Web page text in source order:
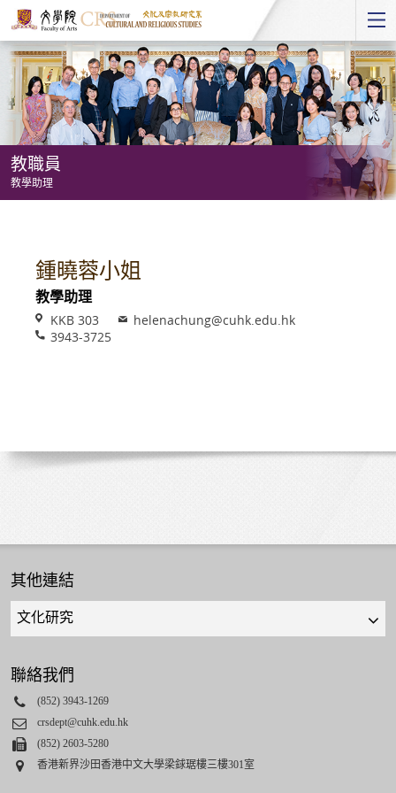
Start
main
Content
教職員
教學助理
鍾曉蓉小姐
教學助理
VenueKKB 303 Emailhelenachung@cuhk.edu.hk
Phone3943-3725
其他連結
Quick
links
select
聯絡我們
Phone
(852) 3943-1269
Email
crsdept@cuhk.edu.hk
Fax(852) 2603-5280
Address
香港新界沙田香港中文大學梁銶琚樓三樓301室